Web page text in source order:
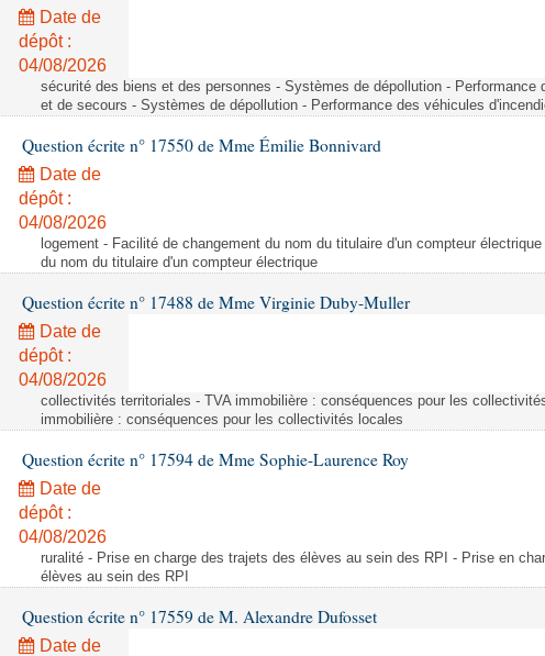
Date de
dépôt :
04/08/2026
sécurité des biens et des personnes - Systèmes de dépollution - Performance
et de secours - Systèmes de dépollution - Performance des véhicules
Question écrite n° 17550 de Mme Émilie Bonnivard
Date de
dépôt :
04/08/2026
logement - Facilité de changement du nom du titulaire d'un compteur
du nom du titulaire d'un compteur électrique
Question écrite n° 17488 de Mme Virginie Duby-Muller
Date de
dépôt :
04/08/2026
collectivités territoriales - TVA immobilière : conséquences pour les
immobilière : conséquences pour les collectivités locales
Question écrite n° 17594 de Mme Sophie-Laurence Roy
Date de
dépôt :
04/08/2026
ruralité - Prise en charge des trajets des élèves au sein des RPI - Prise en
élèves au sein des RPI
Question écrite n° 17559 de M. Alexandre Dufosset
Date de